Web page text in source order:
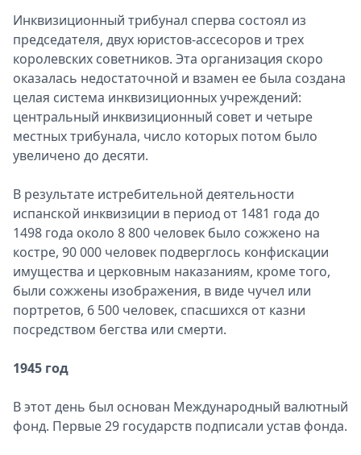
Инквизиционный трибунал сперва состоял из
председателя, двух юристов-ассесоров и трех
королевских советников. Эта организация скоро
оказалась недостаточной и взамен ее была создана
целая система инквизиционных учреждений:
центральный инквизиционный совет и четыре
местных трибунала, число которых потом было
увеличено до десяти.
В результате истребительной деятельности
испанской инквизиции в период от 1481 года до
1498 года около 8 800 человек было сожжено на
костре, 90 000 человек подверглось конфискации
имущества и церковным наказаниям, кроме того,
были сожжены изображения, в виде чучел или
портретов, 6 500 человек, спасшихся от казни
посредством бегства или смерти.
1945 год
В этот день был основан Международный валютный
фонд. Первые 29 государств подписали устав фонда.